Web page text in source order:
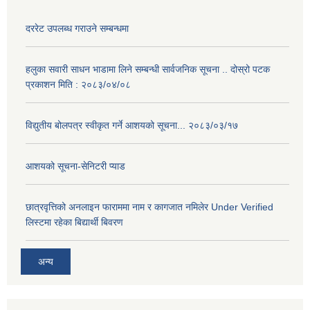
दररेट उपलब्ध गराउने सम्बन्धमा
हलुका सवारी साधन भाडामा लिने सम्बन्धी सार्वजनिक सूचना .. दोस्रो पटक
प्रकाशन मिति : २०८३/०४/०८
विद्युतीय बोलपत्र स्वीकृत गर्ने आशयको सूचना... २०८३/०३/१७
आशयको सूचना-सेनिटरी प्याड
छात्रवृत्तिको अनलाइन फाराममा नाम र कागजात नमिलेर Under Verified
लिस्टमा रहेका बिद्यार्थी बिवरण
अन्य